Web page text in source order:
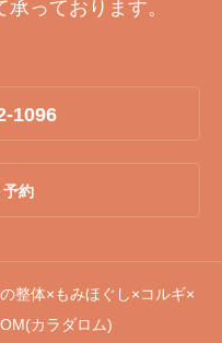
っております。
1096
予約
整体×もみほぐし×コルギ×
カラダロム)